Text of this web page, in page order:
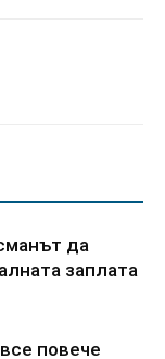
да
заплата
повече